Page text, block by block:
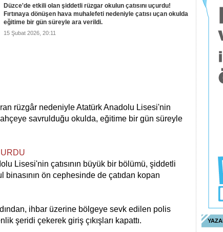
Düzce'de etkili olan şiddetli rüzgar okulun çatısını uçurdu!
Fırtınaya dönüşen hava muhalefeti nedeniyle çatısı uçan okulda
eğitime bir gün süreyle ara verildi.
15 Şubat 2026, 20:11
rüzgâr nedeniyle Atatürk Anadolu Lisesi'nin
savrulduğu okulda, eğitime bir gün süreyle
Lisesi'nin çatısının büyük bir bölümü, şiddetli
ön cephesinde de çatıdan kopan
ihbar üzerine bölgeye sevk edilen polis
şeridi çekerek giriş çıkışları kapattı.